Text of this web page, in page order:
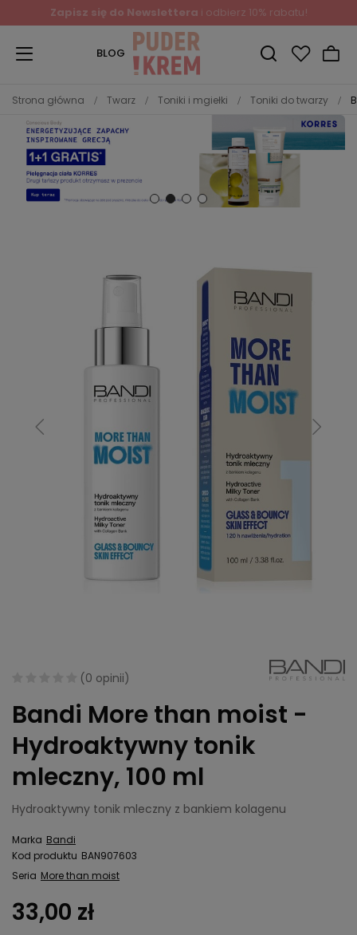
Zapisz się do Newslettera i odbierz 10% rabatu!
BLOG
Strona główna Twarz Toniki i mgiełki Toniki do twarzy
(0 opinii)
Bandi More than moist -
Hydroaktywny tonik
mleczny, 100 ml
Hydroaktywny tonik mleczny z bankiem kolagenu
Marka Bandi
Kod produktu BAN907603
Seria More than moist
33,00 zł